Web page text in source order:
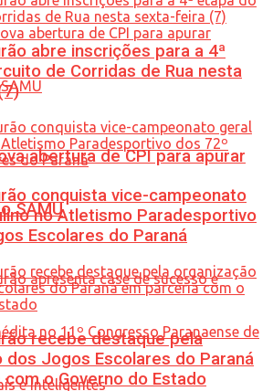
abertura de CPI para apurar
SAMU
abre inscrições para a 4ª
de Corridas de Rua nesta
conquista vice-campeonato
no Atletismo Paradesportivo
Escolares do Paraná
recebe destaque pela
dos Jogos Escolares do Paraná
o Governo do Estado